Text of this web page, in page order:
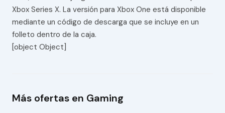
Xbox Series X. La versión para Xbox One está disponible
mediante un código de descarga que se incluye en un
folleto dentro de la caja.
[object Object]
Más ofertas en Gaming